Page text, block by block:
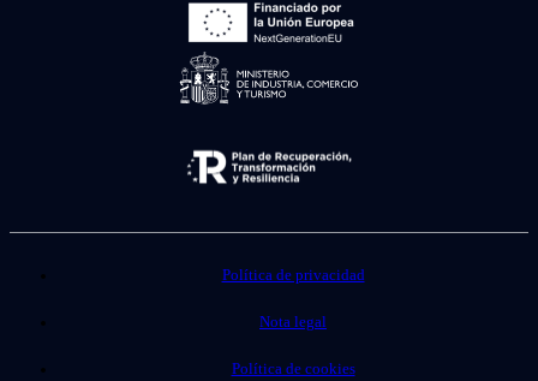
Política de privacidad
Nota legal
Política de cookies